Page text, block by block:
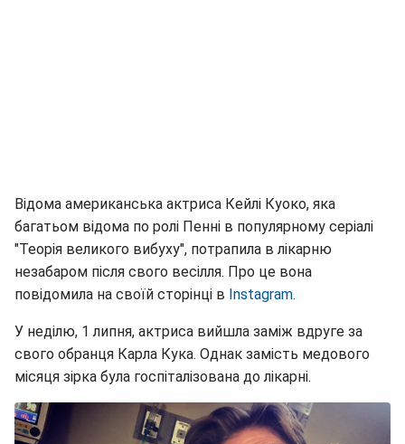
Відома американська актриса Кейлі Куоко, яка
багатьом відома по ролі Пенні в популярному серіалі
"Теорія великого вибуху", потрапила в лікарню
незабаром після свого весілля. Про це вона
повідомила на своїй сторінці в Instagram.
У неділю, 1 липня, актриса вийшла заміж вдруге за
свого обранця Карла Кука. Однак замість медового
місяця зірка була госпіталізована до лікарні.